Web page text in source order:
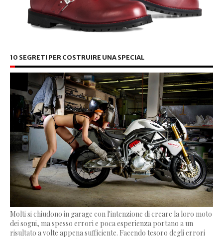
10 SEGRETI PER COSTRUIRE UNA SPECIAL
Molti si chiudono in garage con l'intenzione di creare la loro moto
dei sogni, ma spesso errori e poca esperienza portano a un
risultato a volte appena sufficiente. Facendo tesoro degli errori